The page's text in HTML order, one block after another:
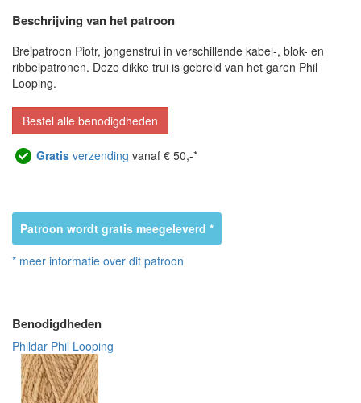
Beschrijving van het patroon
Breipatroon Piotr, jongenstrui in verschillende kabel-, blok- en
ribbelpatronen. Deze dikke trui is gebreid van het garen Phil
Looping.
Bestel alle benodigdheden
Gratis verzending vanaf € 50,-*
Patroon wordt gratis meegeleverd *
* meer informatie over dit patroon
Benodigdheden
Phildar Phil Looping